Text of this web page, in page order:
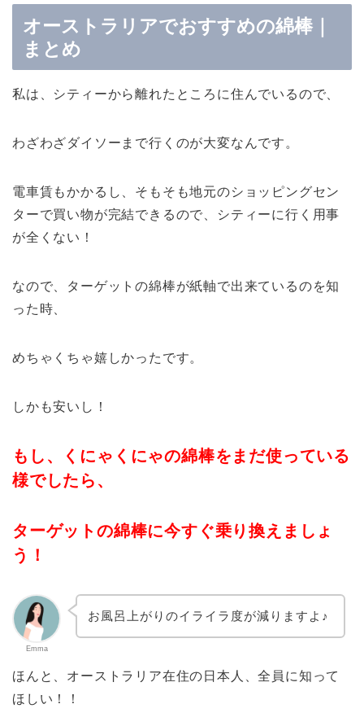
オーストラリアでおすすめの綿棒｜
まとめ
私は、シティーから離れたところに住んでいるので、
わざわざダイソーまで行くのが大変なんです。
電車賃もかかるし、そもそも地元のショッピングセン
ターで買い物が完結できるので、シティーに行く用事
が全くない！
なので、ターゲットの綿棒が紙軸で出来ているのを知
った時、
めちゃくちゃ嬉しかったです。
しかも安いし！
もし、くにゃくにゃの綿棒をまだ使っている
様でしたら、
ターゲットの綿棒に今すぐ乗り換えましょ
う！
Emma
お風呂上がりのイライラ度が減りますよ♪
ほんと、オーストラリア在住の日本人、全員に知って
ほしい！！